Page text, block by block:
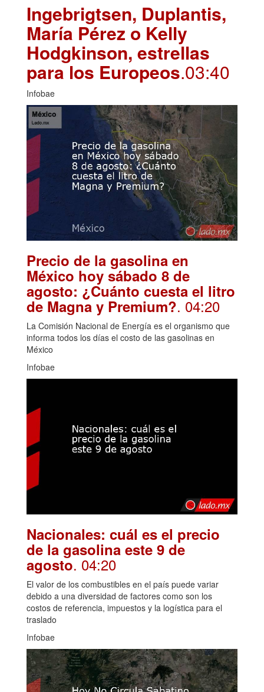
Ingebrigtsen, Duplantis,
María Pérez o Kelly
Hodgkinson, estrellas
para los Europeos.03:40
Infobae
Precio de la gasolina en
México hoy sábado 8 de
agosto: ¿Cuánto cuesta el litro
de Magna y Premium?. 04:20
La Comisión Nacional de Energía es el organismo que
informa todos los días el costo de las gasolinas en
México
Infobae
Nacionales: cuál es el precio
de la gasolina este 9 de
agosto. 04:20
El valor de los combustibles en el país puede variar
debido a una diversidad de factores como son los
costos de referencia, impuestos y la logística para el
traslado
Infobae